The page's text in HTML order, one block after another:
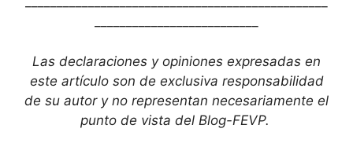
Las declaraciones y opiniones expresadas en
este artículo son de exclusiva responsabilidad
de su autor y no representan necesariamente el
punto de vista del Blog-FEVP.